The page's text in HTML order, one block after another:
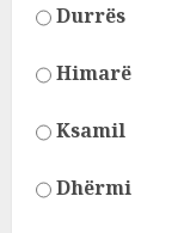
Durrës
Himarë
Ksamil
Dhërmi